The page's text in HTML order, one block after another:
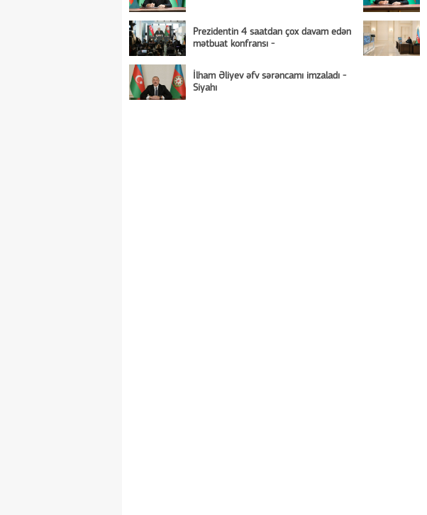
Prezidentin 4 saatdan çox davam edən
mətbuat konfransı -
İlham Əliyev əfv sərəncamı imzaladı -
Siyahı